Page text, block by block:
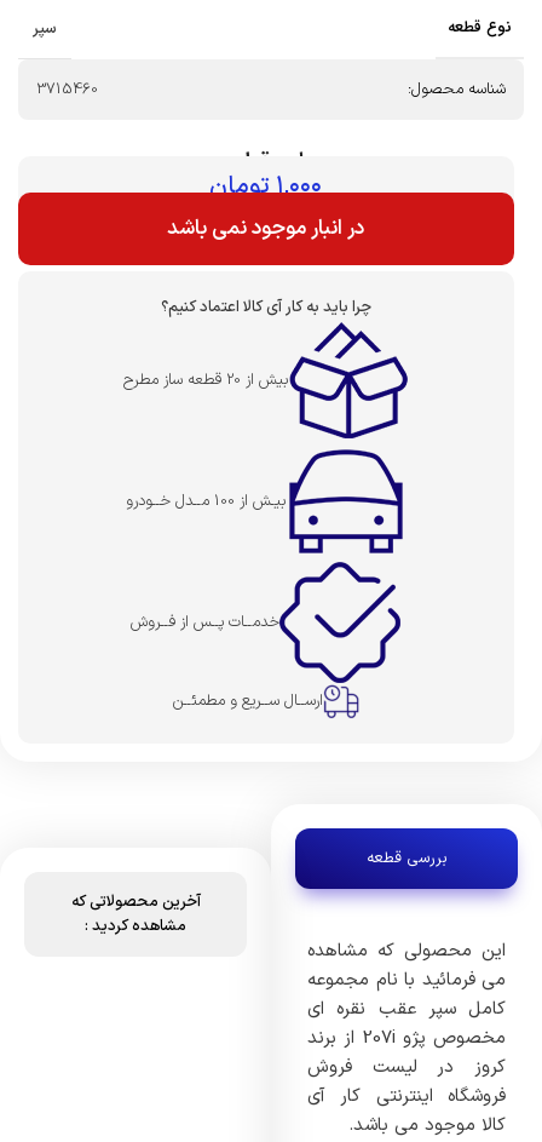
نوع قطعه سپر
شناسه محصول: 3715460
بهای قطعه :
۱,۰۰۰تومان
در انبار موجود نمی باشد
چرا باید به کار آی کالا اعتماد کنیم؟
بیش از 20 قطعه ساز مطرح
بیـش از 100 مــدل خــودرو
خدمــات پــس از فــروش
ارســال ســریع و مطمئــن
بررسی قطعه
این محصولی که مشاهده
می فرمائید با نام مجموعه
کامل سپر عقب نقره ای
مخصوص پژو 207i از برند
کروز در لیست فروش
فروشگاه اینترنتی کار آی
کالا موجود می باشد.
آخرین محصولاتی که
مشاهده کردید :